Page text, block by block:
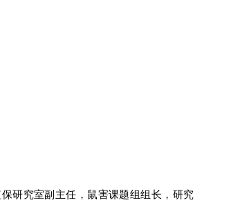
研究室副主任，鼠害课题组组长，研究